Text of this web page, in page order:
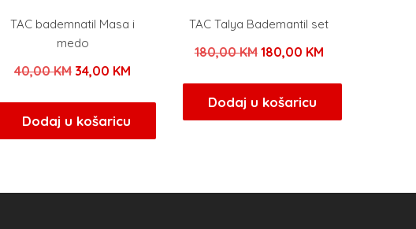
TAC bademnatil Masa i
medo
40,00KM Izvorna
bila
je:
34,00 KM
34,00 KM.
Dodaj u košaricu
TAC Talya Bademantil set
180,00KM Izvorna
bila
je:
180,00 KMTrenutna
180,00 KM.
Dodaj u košaricu